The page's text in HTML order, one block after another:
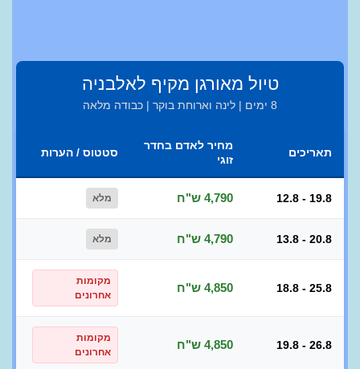
טיול מאורגן מקיף לאלבניה
8 ימים | לינה וארוחת בוקר | כבודה מלאה
תאריכים
מחיר לאדם בחדר
זוגי
סטטוס / הערות
12.8 - 19.8 4,790 ש"ח מלא
13.8 - 20.8 4,790 ש"ח מלא
18.8 - 25.8 4,850 ש"ח
מקומות
אחרונים
19.8 - 26.8 4,850 ש"ח
מקומות
אחרונים